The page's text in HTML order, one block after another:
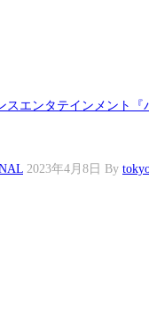
エンタテインメント『
2023年4月8日 By